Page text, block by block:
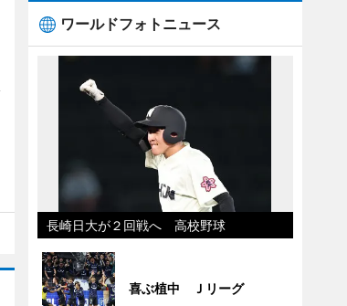
ワールドフォトニュース
長崎日大が２回戦へ 高校野球
喜ぶ植中 Ｊリーグ